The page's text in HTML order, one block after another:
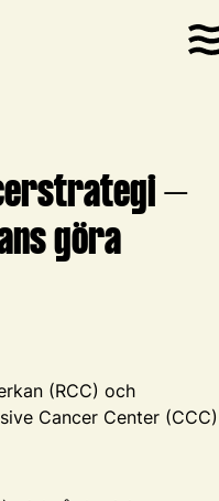
–
göra
(RCC) och
Cancer Center (CCC)